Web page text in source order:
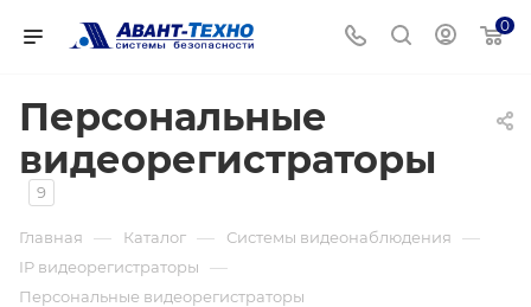
0
Персональные
видеорегистраторы
9
Главная — Каталог — Системы видеонаблюдения —
IP видеорегистраторы —
Персональные видеорегистраторы